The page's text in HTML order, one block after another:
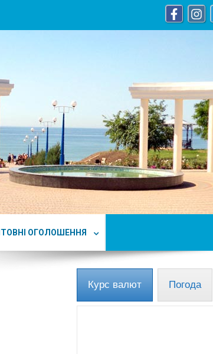
ОГОЛОШЕННЯ
Курс валют Погода